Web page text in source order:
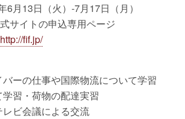
6月13日（火）-7月17日（月）
サイトの申込専用ページ
http://fif.jp/
ーの仕事や国際物流について学習
習・荷物の配達実習
ビ会議による交流